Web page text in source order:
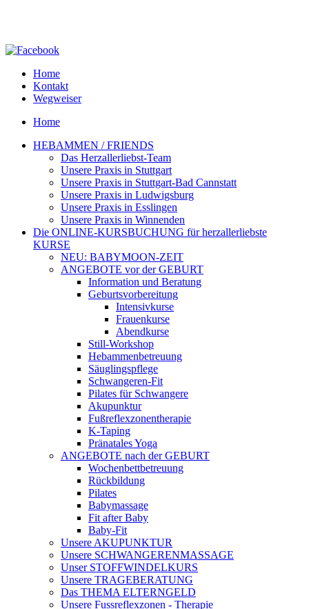
Home
Kontakt
Wegweiser
Home
HEBAMMEN / FRIENDS
Das Herzallerliebst-Team
Unsere Praxis in Stuttgart
Unsere Praxis in Stuttgart-Bad Cannstatt
Unsere Praxis in Ludwigsburg
Unsere Praxis in Esslingen
Unsere Praxis in Winnenden
Die ONLINE-KURSBUCHUNG für herzallerliebste
KURSE
NEU: BABYMOON-ZEIT
ANGEBOTE vor der GEBURT
Information und Beratung
Geburtsvorbereitung
Intensivkurse
Frauenkurse
Abendkurse
Still-Workshop
Hebammenbetreuung
Säuglingspflege
Schwangeren-Fit
Pilates für Schwangere
Akupunktur
Fußreflexzonentherapie
K-Taping
Pränatales Yoga
ANGEBOTE nach der GEBURT
Wochenbettbetreuung
Rückbildung
Pilates
Babymassage
Fit after Baby
Baby-Fit
Unsere AKUPUNKTUR
Unsere SCHWANGERENMASSAGE
Unser STOFFWINDELKURS
Unsere TRAGEBERATUNG
Das THEMA ELTERNGELD
Unsere Fussreflexzonen - Therapie